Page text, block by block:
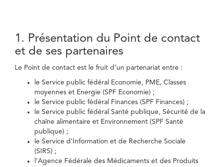
1. Présentation du Point de contact
et de ses partenaires
Le Point de contact est le fruit d’un partenariat entre :
le Service public fédéral Economie, PME, Classes
moyennes et Energie (SPF Economie) ;
le Service public fédéral Finances (SPF Finances) ;
le Service public fédéral Santé publique, Sécurité de la
chaîne alimentaire et Environnement (SPF Santé
publique) ;
le Service d’Information et de Recherche Sociale
(SIRS) ;
l’Agence Fédérale des Médicaments et des Produits